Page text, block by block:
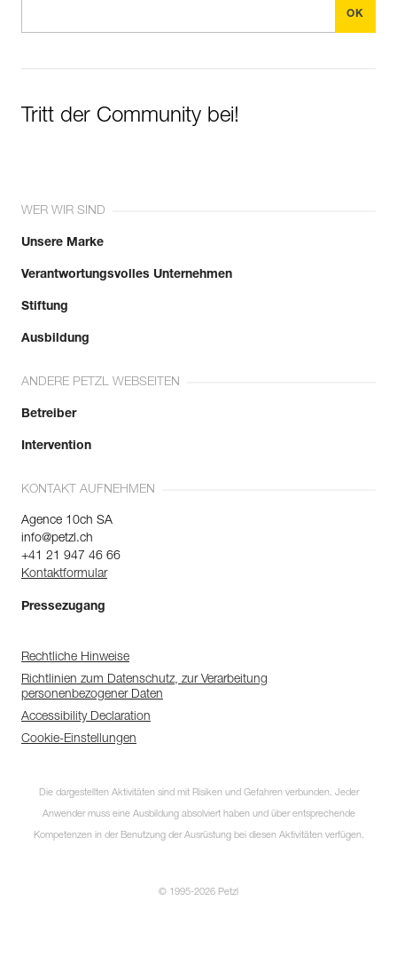
Tritt der Community bei!
WER WIR SIND
Unsere Marke
Verantwortungsvolles Unternehmen
Stiftung
Ausbildung
ANDERE PETZL WEBSEITEN
Betreiber
Intervention
KONTAKT AUFNEHMEN
Agence 10ch SA
info@petzl.ch
+41 21 947 46 66
Kontaktformular
Pressezugang
Rechtliche Hinweise
Richtlinien zum Datenschutz, zur Verarbeitung
personenbezogener Daten
Accessibility Declaration
Cookie-Einstellungen
Die dargestellten Aktivitäten sind mit Risiken und Gefahren verbunden. Jeder
Anwender muss eine Ausbildung absolviert haben und über entsprechende
Kompetenzen in der Benutzung der Ausrüstung bei diesen Aktivitäten verfügen.
© 1995-2026 Petzl